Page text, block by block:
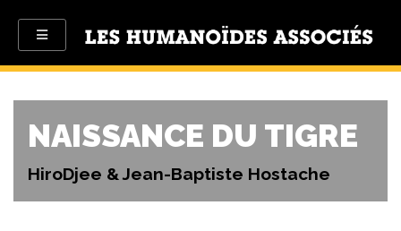
NAISSANCE DU TIGRE
HiroDjee & Jean-Baptiste Hostache